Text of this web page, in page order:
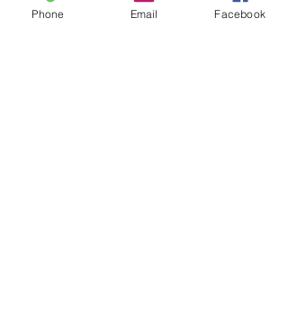
Phone Email Facebook